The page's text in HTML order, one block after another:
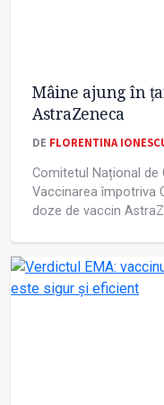
Mâine ajung în
AstraZeneca
DE FLORENTINA
Comitetul Național de
Vaccinarea împotriva
doze de vaccin